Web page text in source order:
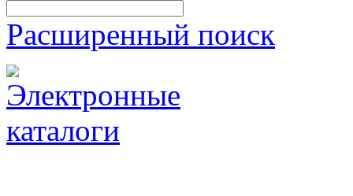
Расширенный поиск